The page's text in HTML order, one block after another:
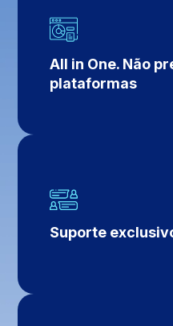
All in One. Não
plataformas
Suporte